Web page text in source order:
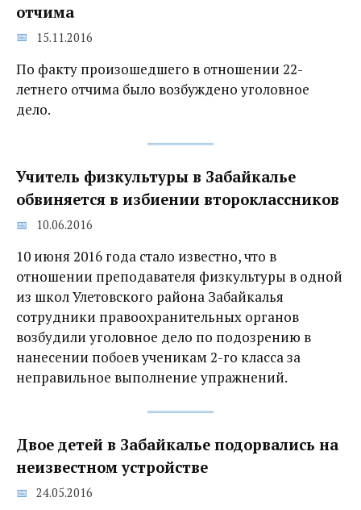
отчима
15.11.2016
По факту произошедшего в отношении 22-
летнего отчима было возбуждено уголовное
дело.
Учитель физкультуры в Забайкалье
обвиняется в избиении второклассников
10.06.2016
10 июня 2016 года стало известно, что в
отношении преподавателя физкультуры в одной
из школ Улетовского района Забайкалья
сотрудники правоохранительных органов
возбудили уголовное дело по подозрению в
нанесении побоев ученикам 2-го класса за
неправильное выполнение упражнений.
Двое детей в Забайкалье подорвались на
неизвестном устройстве
24.05.2016